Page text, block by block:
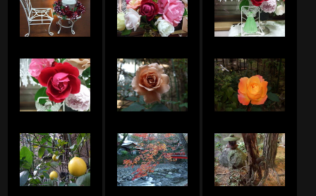
アメリのアルバム